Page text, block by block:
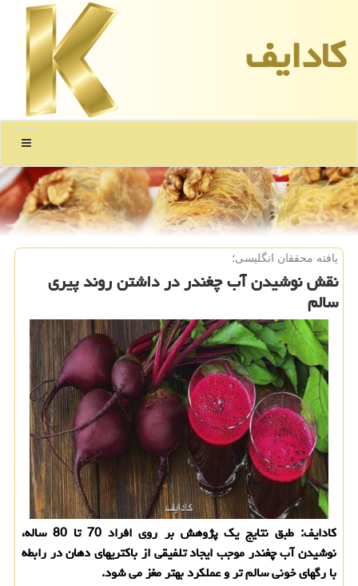
كادایف
منو
یافته محققان انگلیسی؛
نقش نوشیدن آب چغندر در داشتن روند پیری
سالم
کادایف: طبق نتایج یک پژوهش بر روی افراد 70 تا 80 ساله،
نوشیدن آب چغندر موجب ایجاد تلفیقی از باکتریهای دهان در رابطه
با رگهای خونی سالم تر و عملکرد بهتر مغز می شود.